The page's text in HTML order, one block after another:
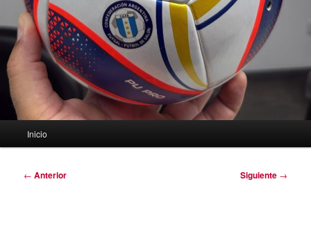
Inicio
Navegación
← Anterior Siguiente →